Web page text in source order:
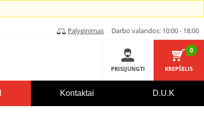
Palyginimas Darbo valandos: 10:00 - 18:00
PRISIJUNGTI
0
KREPŠELIS
Kontaktai D.U.K